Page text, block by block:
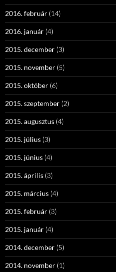
2016. február (14)
2016. január (4)
2015. december (3)
2015. november (5)
2015. október (6)
2015. szeptember (2)
2015. augusztus (4)
2015. július (3)
2015. június (4)
2015. április (3)
2015. március (4)
2015. február (3)
2015. január (4)
2014. december (5)
2014. november (1)